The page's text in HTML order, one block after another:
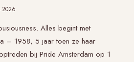
2026
Alles begint met
– 1958, 5 jaar toen ze haar
bij Pride Amsterdam op 1